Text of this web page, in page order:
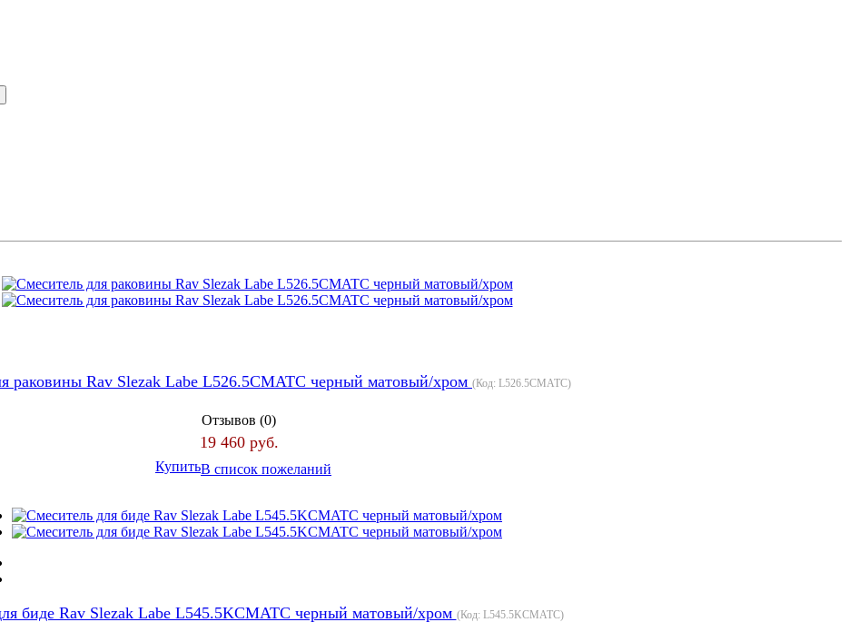
раковины Rav Slezak Labe L526.5CMATC черный матовый/хром (Код: L526.5CMATC)
Отзывов (0)
19 460 руб.
КупитьВ список пожеланий
биде Rav Slezak Labe L545.5KCMATC черный матовый/хром (Код: L545.5KCMATC)